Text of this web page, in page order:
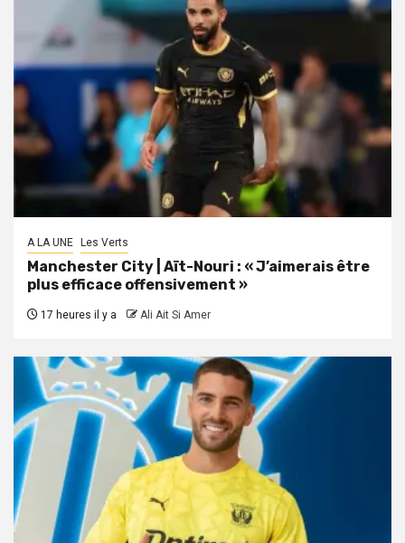
A LA UNE Les Verts
Manchester City | Aït-Nouri : « J’aimerais être
plus efficace offensivement »
17 heures il y a Ali Ait Si Amer